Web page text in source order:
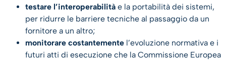
testare l’interoperabilità e la portabilità dei sistemi,
per ridurre le barriere tecniche al passaggio da un
fornitore a un altro;
monitorare costantemente l’evoluzione normativa e i
futuri atti di esecuzione che la Commissione Europea